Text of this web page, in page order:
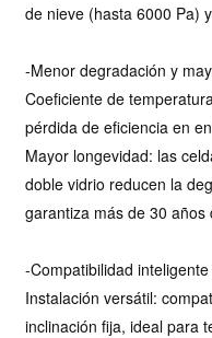
de nieve (hasta 6000 Pa)
-Menor degradación y
Coeficiente de
pérdida de eficiencia en
Mayor longevidad: las
doble vidrio reducen la
garantiza más de 30
-Compatibilidad
Instalación versátil:
inclinación fija, ideal para